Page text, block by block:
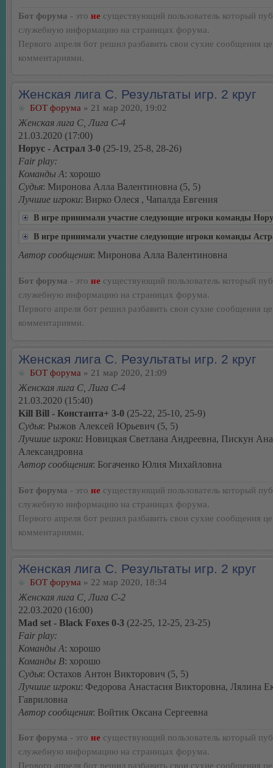
Бот форума - это не существующий пользователь который
служебную информацию на страницах форума.
Первого апреля бот решил разбавить свои сухие сообщения
комментариями.
Женская лига С. Результаты игр. 2 круг
БОТ форума » 21 мар 2020, 19:02
Женская лига С, Лига С-4
21.03.2020 (17:00)
Норус - Астрал 3-0 (25-19, 25-8, 28-26)
Fair play:
Команды А: хорошо
Судья: Миронова Алла Валентиновна (5, 5)
Лучшие игроки: Вирко Олеся , Чапалда Евгения
В игре принимали участие следующие игроки команды
В игре принимали участие следующие игроки команды
Автор сообщения: Миронова Алла Валентиновна
Бот форума - это не существующий пользователь который
служебную информацию на страницах форума.
Первого апреля бот решил разбавить свои сухие сообщения
комментариями.
Женская лига С. Результаты игр. 2 круг
БОТ форума » 21 мар 2020, 21:09
Женская лига С, Лига С-4
21.03.2020 (15:40)
Kill Bill - Константа+ 3-0 (25-22, 25-10, 25-9)
Судья: Рыжов Алексей Юрьевич (5, 5)
Лучшие игроки: Новицкая Светлана Андреевна, Пискун
Александровна
Автор сообщения: Богаченко Юлия Михайловна
Бот форума - это не существующий пользователь который
служебную информацию на страницах форума.
Первого апреля бот решил разбавить свои сухие сообщения
комментариями.
Женская лига С. Результаты игр. 2 круг
БОТ форума » 22 мар 2020, 18:34
Женская лига С, Лига С-2
22.03.2020 (16:00)
Mad set - Black Foxes 0-3 (22-25, 12-25, 23-25)
Fair play:
Команды А: хорошо
Команды В: хорошо
Судья: Остахов Антон Викторович (5, 5)
Лучшие игроки: Федорова Анастасия Викторовна, Лялина
Гавриловна
Автор сообщения: Войтик Оксана Сергеевна
Бот форума - это не существующий пользователь который
служебную информацию на страницах форума.
Первого апреля бот решил разбавить свои сухие сообщения